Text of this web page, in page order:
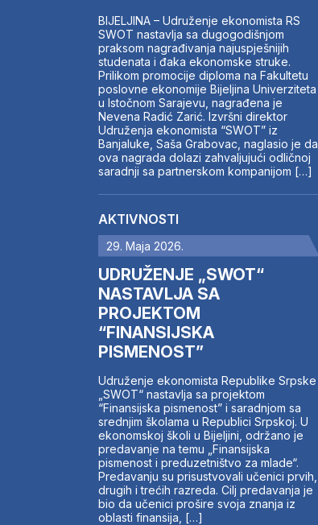
BIJELJINA – Udruženje ekonomista RS
SWOT nastavlja sa dugogodišnjom
praksom nagrađivanja najuspješnijih
studenata i đaka ekonomske struke.
Prilikom promocije diploma na Fakultetu
poslovne ekonomije Bijeljina Univerziteta
u Istočnom Sarajevu, nagrađena je
Nevena Radić Zarić. Izvršni direktor
Udruženja ekonomista “SWOT” iz
Banjaluke, Saša Grabovac, naglasio je da
ova nagrada dolazi zahvaljujući odličnoj
saradnji sa partnerskom kompanijom […]
AKTIVNOSTI
29. Maja 2026.
UDRUŽENJE „SWOT“
NASTAVLJA SA
PROJEKTOM
“FINANSIJSKA
PISMENOST”
Udruženje ekonomista Republike Srpske
„SWOT“ nastavlja sa projektom
“Finansijska pismenost” i saradnjom sa
srednjim školama u Republici Srpskoj. U
ekonomskoj školi u Bijeljini, održano je
predavanje na temu „Finansijska
pismenost i preduzetništvo za mlade“.
Predavanju su prisustvovali učenici prvih,
drugih i trećih razreda. Cilj predavanja je
bio da učenici prošire svoja znanja iz
oblasti finansija, […]